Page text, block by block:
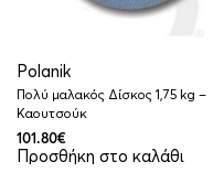
Polanik
Πολύ μαλακός Δίσκος 1,75 kg –
Καουτσούκ
101.80€
Προσθήκη στο καλάθι